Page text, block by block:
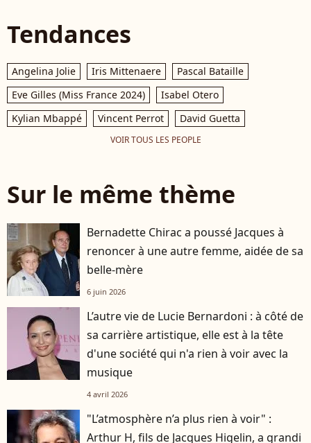
Tendances
Angelina Jolie Iris Mittenaere
Pascal Bataille
Eve Gilles (Miss France 2024)
Isabel Otero
Kylian Mbappé
Vincent Perrot David Guetta
VOIR TOUS LES PEOPLE
Sur le même thème
Bernadette Chirac a poussé Jacques à
renoncer à une autre femme, aidée de sa
belle-mère
6 juin 2026
L’autre vie de Lucie Bernardoni : à côté de
sa carrière artistique, elle est à la tête
d'une société qui n'a rien à voir avec la
musique
4 avril 2026
"L’atmosphère n’a plus rien à voir" :
Arthur H, fils de Jacques Higelin, a grandi